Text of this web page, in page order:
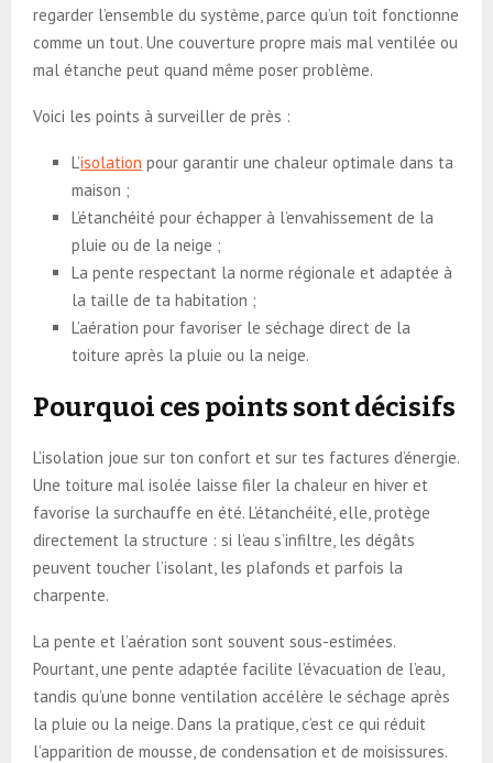
regarder l’ensemble du système, parce qu’un toit fonctionne
comme un tout. Une couverture propre mais mal ventilée ou
mal étanche peut quand même poser problème.
Voici les points à surveiller de près :
L’isolation pour garantir une chaleur optimale dans ta
maison ;
L’étanchéité pour échapper à l’envahissement de la
pluie ou de la neige ;
La pente respectant la norme régionale et adaptée à
la taille de ta habitation ;
L’aération pour favoriser le séchage direct de la
toiture après la pluie ou la neige.
Pourquoi ces points sont décisifs
L’isolation joue sur ton confort et sur tes factures d’énergie.
Une toiture mal isolée laisse filer la chaleur en hiver et
favorise la surchauffe en été. L’étanchéité, elle, protège
directement la structure : si l’eau s’infiltre, les dégâts
peuvent toucher l’isolant, les plafonds et parfois la
charpente.
La pente et l’aération sont souvent sous-estimées.
Pourtant, une pente adaptée facilite l’évacuation de l’eau,
tandis qu’une bonne ventilation accélère le séchage après
la pluie ou la neige. Dans la pratique, c’est ce qui réduit
l’apparition de mousse, de condensation et de moisissures.